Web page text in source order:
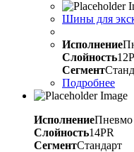
Шины для
Исполнение
Слойность
Сегмент
Подробнее
ИсполнениеПневмо
Слойность14PR
СегментСтандарт